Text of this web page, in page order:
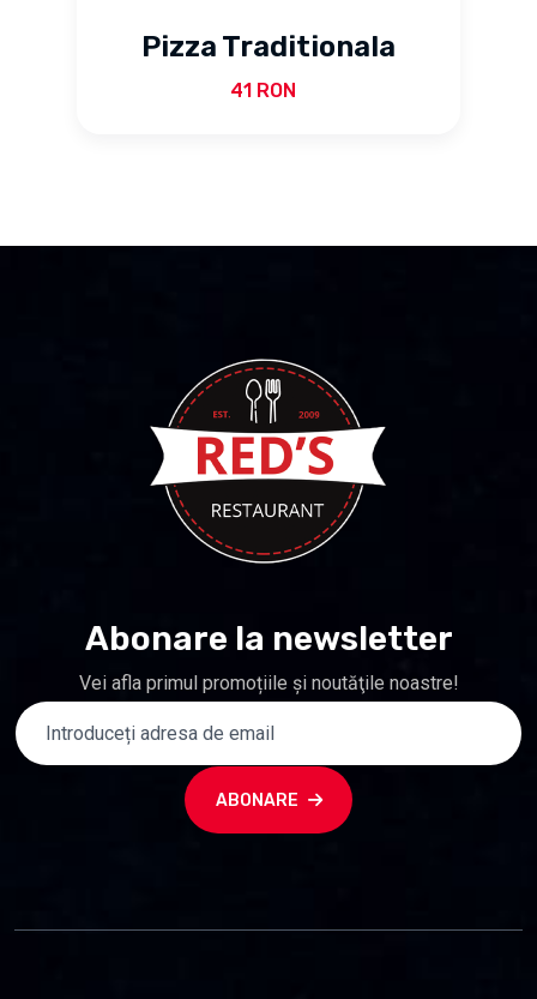
Pizza Traditionala
41 RON
Abonare la newsletter
Vei afla primul promoțiile și noutăţile noastre!
ABONARE